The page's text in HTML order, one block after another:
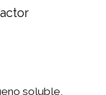
soluble,